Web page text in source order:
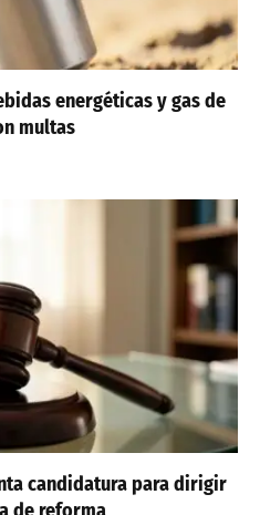
energéticas y gas de
multas
candidatura para dirigir